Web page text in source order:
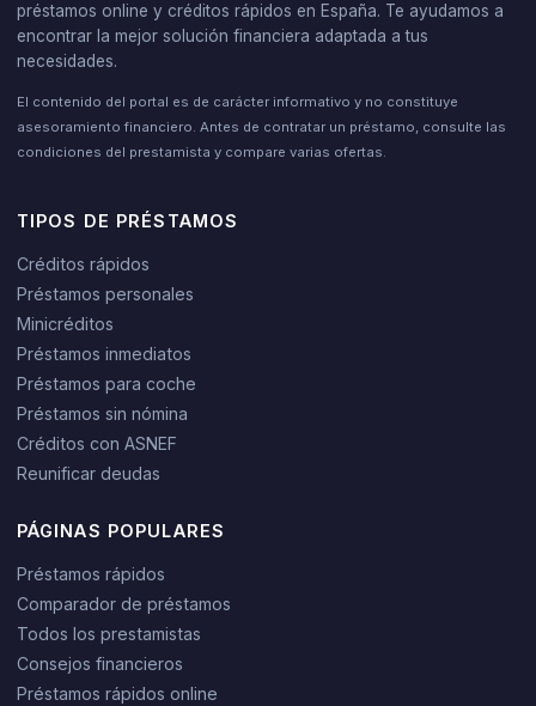
préstamos online y créditos rápidos en España. Te ayudamos a
encontrar la mejor solución financiera adaptada a tus
necesidades.
El contenido del portal es de carácter informativo y no constituye
asesoramiento financiero. Antes de contratar un préstamo, consulte las
condiciones del prestamista y compare varias ofertas.
TIPOS DE PRÉSTAMOS
Créditos rápidos
Préstamos personales
Minicréditos
Préstamos inmediatos
Préstamos para coche
Préstamos sin nómina
Créditos con ASNEF
Reunificar deudas
PÁGINAS POPULARES
Préstamos rápidos
Comparador de préstamos
Todos los prestamistas
Consejos financieros
Préstamos rápidos online